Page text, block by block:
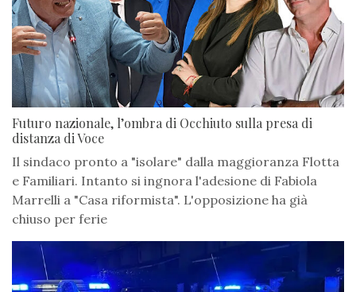
Futuro nazionale, l’ombra di Occhiuto sulla presa di
distanza di Voce
Il sindaco pronto a "isolare" dalla maggioranza Flotta
e Familiari. Intanto si ingnora l'adesione di Fabiola
Marrelli a "Casa riformista". L'opposizione ha già
chiuso per ferie